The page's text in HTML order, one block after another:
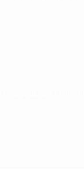
dystrybutorów